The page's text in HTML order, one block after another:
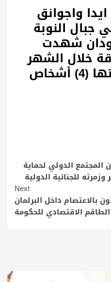
واجوانق
جبال النوبة
شهدت
خلال الشهر
الماضي راح ضحيتها (4) أشخاص
المجتمع الدولي لحماية
للجنائية الدولية
Next
بالاعتصام داخل البرلمان
الاقتصادي للحكومة